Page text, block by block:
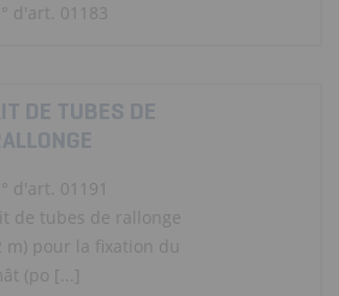
d'art. 01183
DE TUBES DE
d'art. 01191
de tubes de rallonge
m) pour la fixation du
(po [...]